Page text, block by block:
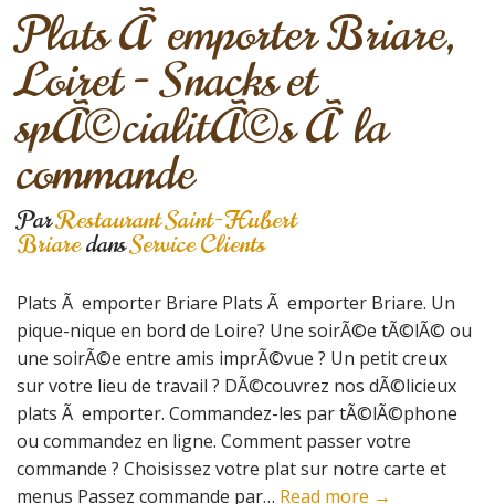
Plats Ã emporter Briare,
Loiret - Snacks et
spÃ©cialitÃ©s Ã la
commande
ParRestaurant Saint-Hubert
BriaredansService Clients
Plats Ã emporter Briare Plats Ã emporter Briare. Un
pique-nique en bord de Loire? Une soirÃ©e tÃ©lÃ© ou
une soirÃ©e entre amis imprÃ©vue ? Un petit creux
sur votre lieu de travail ? DÃ©couvrez nos dÃ©licieux
plats Ã emporter. Commandez-les par tÃ©lÃ©phone
ou commandez en ligne. Comment passer votre
commande ? Choisissez votre plat sur notre carte et
menus Passez commande par… Read more →